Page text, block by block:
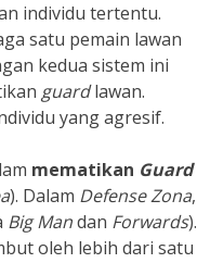
individu tertentu.
satu pemain lawan
kedua sistem ini
guardlawan.
yang agresif.
mematikan Guard
). Dalam Defense Zona,
Big Mandan Forwards).
oleh lebih dari satu